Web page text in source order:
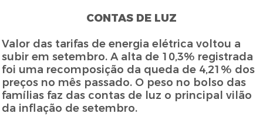
CONTAS DE LUZ
Valor das tarifas de energia elétrica voltou a
subir em setembro. A alta de 10,3% registrada
foi uma recomposição da queda de 4,21% dos
preços no mês passado. O peso no bolso das
famílias faz das contas de luz o principal vilão
da inflação de setembro.